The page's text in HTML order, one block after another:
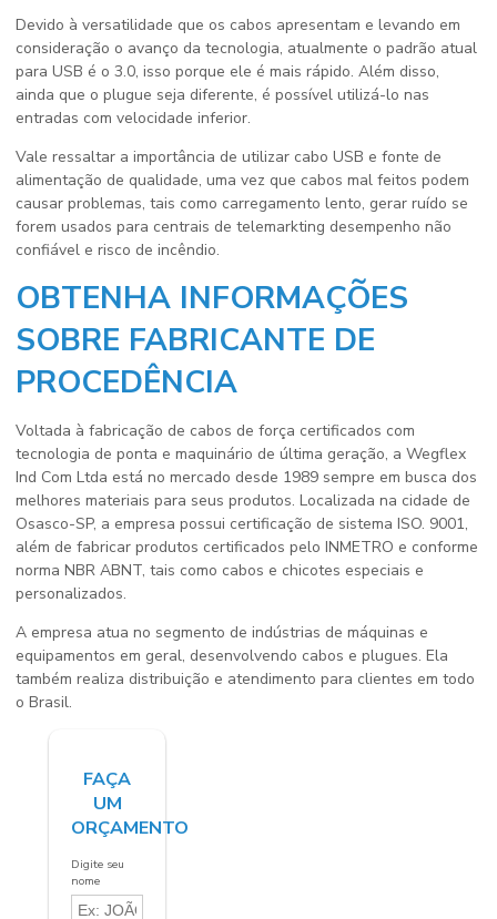
Devido à versatilidade que os cabos apresentam e levando em
consideração o avanço da tecnologia, atualmente o padrão atual
para USB é o 3.0, isso porque ele é mais rápido. Além disso,
ainda que o plugue seja diferente, é possível utilizá-lo nas
entradas com velocidade inferior.
Vale ressaltar a importância de utilizar cabo USB e fonte de
alimentação de qualidade, uma vez que cabos mal feitos podem
causar problemas, tais como carregamento lento, gerar ruído se
forem usados para centrais de telemarkting desempenho não
confiável e risco de incêndio.
OBTENHA INFORMAÇÕES
SOBRE FABRICANTE DE
PROCEDÊNCIA
Voltada à fabricação de cabos de força certificados com
tecnologia de ponta e maquinário de última geração, a Wegflex
Ind Com Ltda está no mercado desde 1989 sempre em busca dos
melhores materiais para seus produtos. Localizada na cidade de
Osasco-SP, a empresa possui certificação de sistema ISO. 9001,
além de fabricar produtos certificados pelo INMETRO e conforme
norma NBR ABNT, tais como cabos e chicotes especiais e
personalizados.
A empresa atua no segmento de indústrias de máquinas e
equipamentos em geral, desenvolvendo cabos e plugues. Ela
também realiza distribuição e atendimento para clientes em todo
o Brasil.
FAÇA
UM
ORÇAMENTO
Digite seu
nome